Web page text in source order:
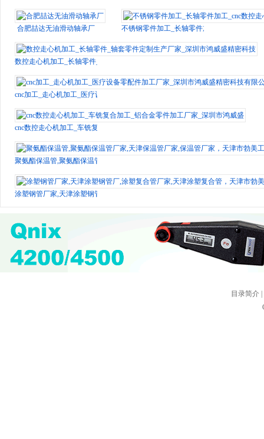
合肥喆达无油滑动轴承厂 不锈钢零件加工_长轴零件加工_cnc数控走心
数控走心机加工_长轴零件_轴套零件定制生产厂家_深圳市鸿威盛精密科技
cnc加工_走心机加工_医疗设备零配件加工厂家_深圳市鸿威盛精密科技有限公司
cnc数控走心机加工_车铣复合加工_铝合金零件加工厂家_深圳市鸿威盛
聚氨酯保温管,聚氨酯保温管厂家,天津保温管厂家,保温管厂家，天津市勃美工贸
涂塑钢管厂家,天津涂塑钢管厂,涂塑复合管厂家,天津涂塑复合管，天津市勃美工
目录简介